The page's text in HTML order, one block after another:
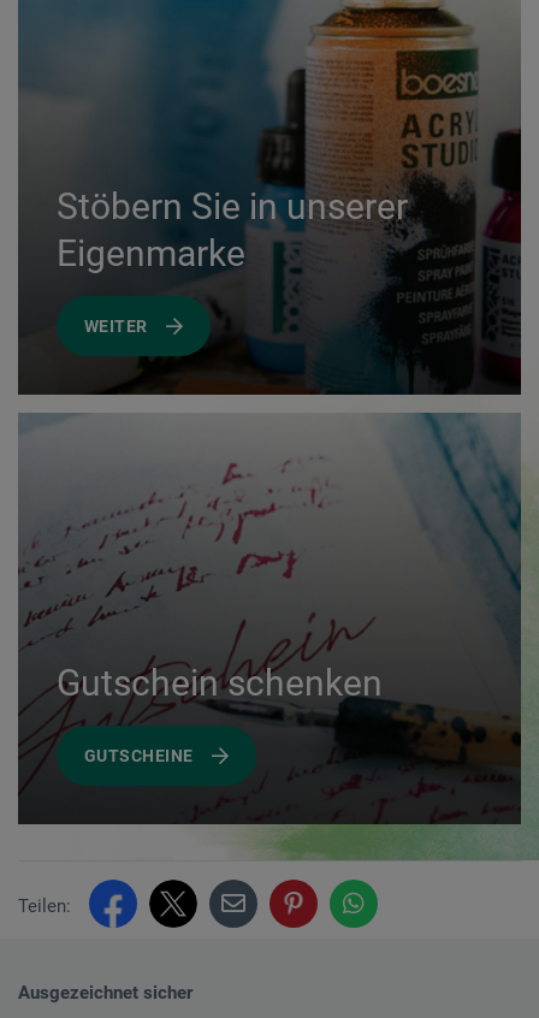
Stöbern Sie in unserer
Eigenmarke
WEITER
Gutschein schenken
GUTSCHEINE
Teilen:
Ausgezeichnet sicher